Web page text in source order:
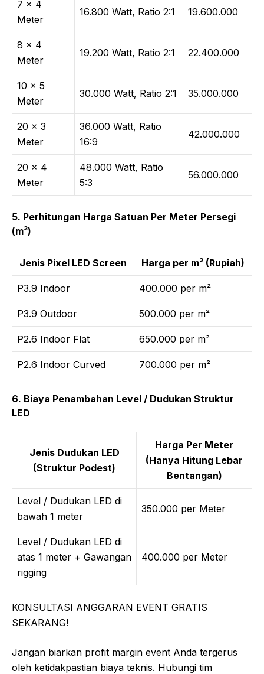
7 × 4
Meter
16.800 Watt, Ratio 2:1 19.600.000
8 × 4
Meter
19.200 Watt, Ratio 2:1 22.400.000
10 × 5
Meter
30.000 Watt, Ratio 2:1 35.000.000
20 × 3
Meter
36.000 Watt, Ratio
16:9
42.000.000
20 × 4
Meter
48.000 Watt, Ratio
5:3
56.000.000
5. Perhitungan Harga Satuan Per Meter Persegi
(m²)
Jenis Pixel LED Screen Harga per m² (Rupiah)
P3.9 Indoor 400.000 per m²
P3.9 Outdoor 500.000 per m²
P2.6 Indoor Flat 650.000 per m²
P2.6 Indoor Curved 700.000 per m²
6. Biaya Penambahan Level / Dudukan Struktur
LED
Jenis Dudukan LED
(Struktur Podest)
Harga Per Meter
(Hanya Hitung Lebar
Bentangan)
Level / Dudukan LED di
bawah 1 meter
350.000 per Meter
Level / Dudukan LED di
atas 1 meter + Gawangan
rigging
400.000 per Meter
KONSULTASI ANGGARAN EVENT GRATIS
SEKARANG!
Jangan biarkan profit margin event Anda tergerus
oleh ketidakpastian biaya teknis. Hubungi tim